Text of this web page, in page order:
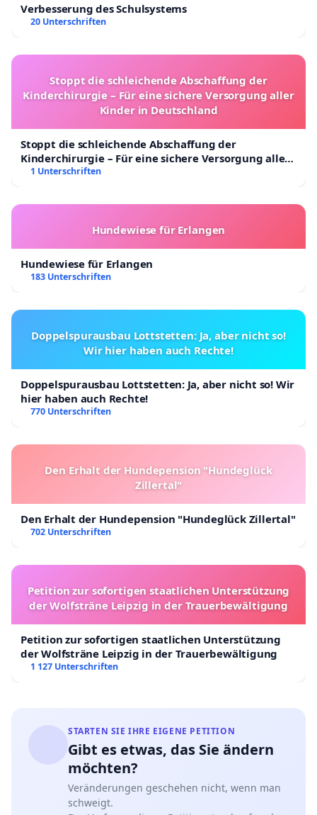
Verbesserung des Schulsystems
20 Unterschriften
Stoppt die schleichende Abschaffung der
Kinderchirurgie – Für eine sichere Versorgung aller
Kinder in Deutschland
Stoppt die schleichende Abschaffung der
Kinderchirurgie – Für eine sichere Versorgung aller
Kinder in Deutschland
1 Unterschriften
Hundewiese für Erlangen
Hundewiese für Erlangen
183 Unterschriften
Doppelspurausbau Lottstetten: Ja, aber nicht so!
Wir hier haben auch Rechte!
Doppelspurausbau Lottstetten: Ja, aber nicht so! Wir
hier haben auch Rechte!
770 Unterschriften
Den Erhalt der Hundepension "Hundeglück
Zillertal"
Den Erhalt der Hundepension "Hundeglück Zillertal"
702 Unterschriften
Petition zur sofortigen staatlichen Unterstützung
der Wolfsträne Leipzig in der Trauerbewältigung
Petition zur sofortigen staatlichen Unterstützung
der Wolfsträne Leipzig in der Trauerbewältigung
1 127 Unterschriften
STARTEN SIE IHRE EIGENE PETITION
Gibt es etwas, das Sie ändern
möchten?
Veränderungen geschehen nicht, wenn man
schweigt.